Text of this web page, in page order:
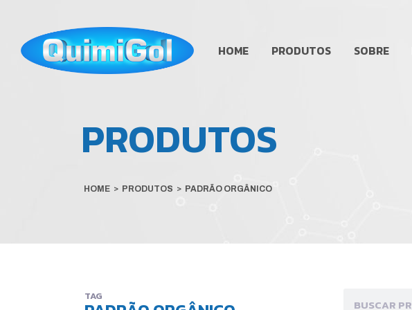
HOME PRODUTOS SOBRE
PRODUTOS
HOME > PRODUTOS > PADRÃO ORGÂNICO
TAG